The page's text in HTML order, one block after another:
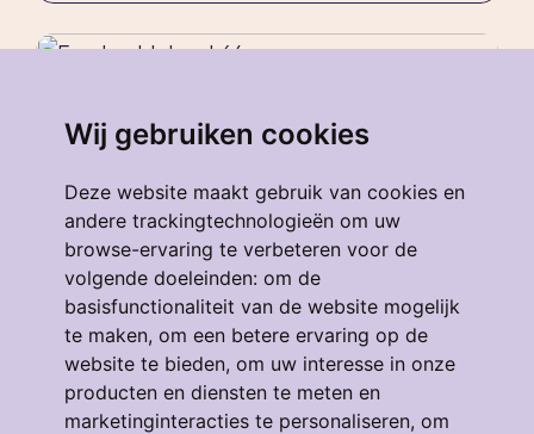
Wij gebruiken cookies
Deze website maakt gebruik van cookies en
andere trackingtechnologieën om uw
browse-ervaring te verbeteren voor de
volgende doeleinden: om de
basisfunctionaliteit van de website mogelijk
te maken, om een betere ervaring op de
website te bieden, om uw interesse in onze
producten en diensten te meten en
marketinginteracties te personaliseren, om
Eendrachtstraat 64
3134GM, VLAARDINGEN
4 53 m² 3
€ 319.000